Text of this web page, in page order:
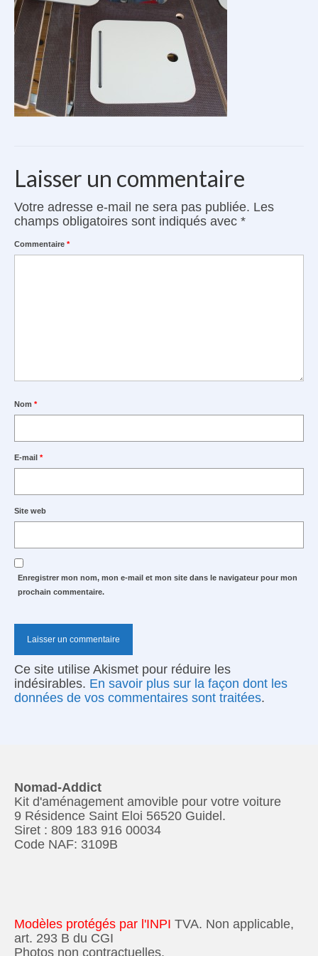
Le Kit Cuisine
Véhicules compatibles
Accessoires Kayak
Avis clients
Le van à vélo
Laisser un commentaire
Votre adresse e-mail ne sera pas publiée. Les
champs obligatoires sont indiqués avec *
Commentaire *
Nom *
E-mail *
Site web
Enregistrer mon nom, mon e-mail et mon site dans le navigateur pour mon
prochain commentaire.
Ce site utilise Akismet pour réduire les
indésirables. En savoir plus sur la façon dont les
données de vos commentaires sont traitées.
Nomad-Addict
Kit d'aménagement amovible pour votre voiture
9 Résidence Saint Eloi 56520 Guidel.
Siret : 809 183 916 00034
Code NAF: 3109B
Modèles protégés par l'INPI TVA. Non applicable,
art. 293 B du CGI
Photos non contractuelles.